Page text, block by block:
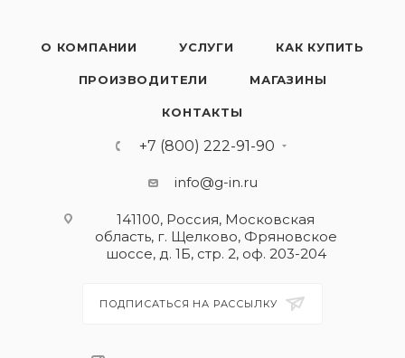
О КОМПАНИИ УСЛУГИ КАК КУПИТЬ
ПРОИЗВОДИТЕЛИ МАГАЗИНЫ
КОНТАКТЫ
+7 (800) 222-91-90
info@g-in.ru
141100, Россия, Московская
область, г. Щелково, Фряновское
шоссе, д. 1Б, стр. 2, оф. 203-204
ПОДПИСАТЬСЯ НА РАССЫЛКУ